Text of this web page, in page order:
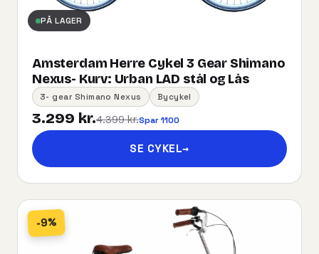
PÅ LAGER
Amsterdam Herre Cykel 3 Gear Shimano
Nexus- Kurv:​ ​Urban​ ​LAD​ ​stål og Lås
3- gear Shimano Nexus Bycykel
3.299 kr.4.399 kr.Spar 1100
SE CYKEL→
-9%